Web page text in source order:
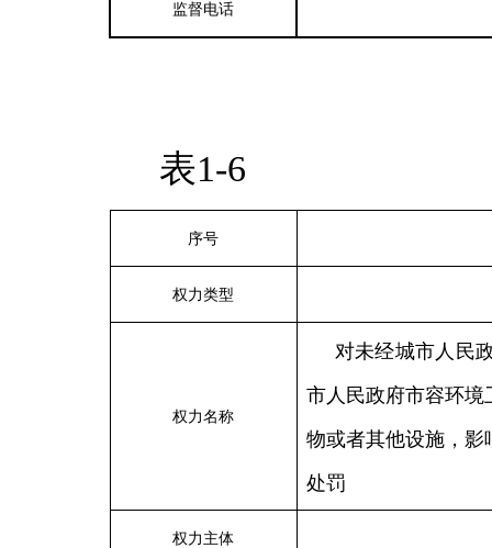
监督电话
表1-6
序号
权力类型
权力名称
对未经城市人民
市人民政府市容环
物或者其他设施，
处罚
权力主体